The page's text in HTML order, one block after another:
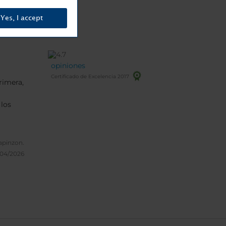
2026
opiniones
Certificado de Excelencia 2017
Yes, I accept